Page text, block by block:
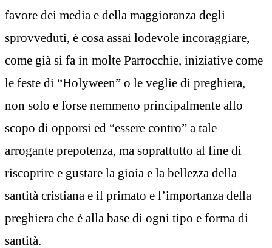
favore dei media e della maggioranza degli
sprovveduti, è cosa assai lodevole incoraggiare,
come già si fa in molte Parrocchie, iniziative come
le feste di “Holyween” o le veglie di preghiera,
non solo e forse nemmeno principalmente allo
scopo di opporsi ed “essere contro” a tale
arrogante prepotenza, ma soprattutto al fine di
riscoprire e gustare la gioia e la bellezza della
santità cristiana e il primato e l’importanza della
preghiera che è alla base di ogni tipo e forma di
santità.